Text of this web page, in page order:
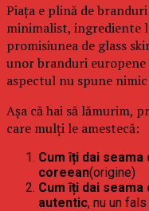
Piața e plină de
minimalist, ingrediente
promisiunea de glass
unor branduri
aspectul nu spune
Așa că hai să lămurim,
care mulți le amestecă:
Cum îți dai
coreean(origine)
Cum îți dai
autentic, nu un fals